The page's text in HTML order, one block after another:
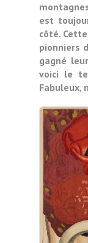
est
côté.
pionniers
gagné
voici le
Fabuleux,